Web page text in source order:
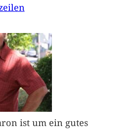
ist um ein gutes